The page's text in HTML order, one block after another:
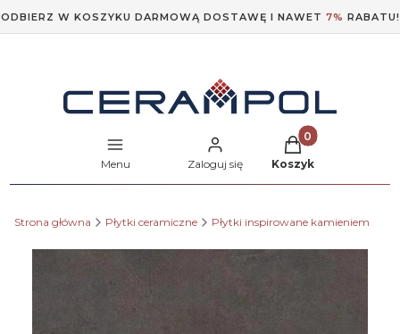
ODBIERZ W KOSZYKU DARMOWĄ DOSTAWĘ I NAWET 7% RABATU!
Menu Zaloguj się
Produkty w
Koszyk
Strona główna Płytki ceramiczne Płytki inspirowane kamieniem